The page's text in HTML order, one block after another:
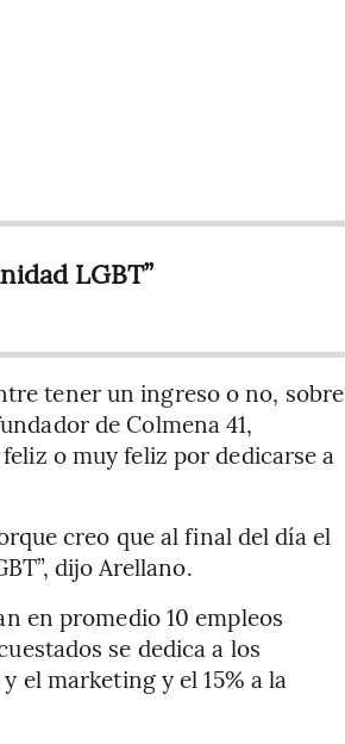
LGBT”
tener un ingreso o no, sobre
de Colmena 41,
o muy feliz por dedicarse a
creo que al final del día el
dijo Arellano.
en promedio 10 empleos
se dedica a los
el marketing y el 15% a la